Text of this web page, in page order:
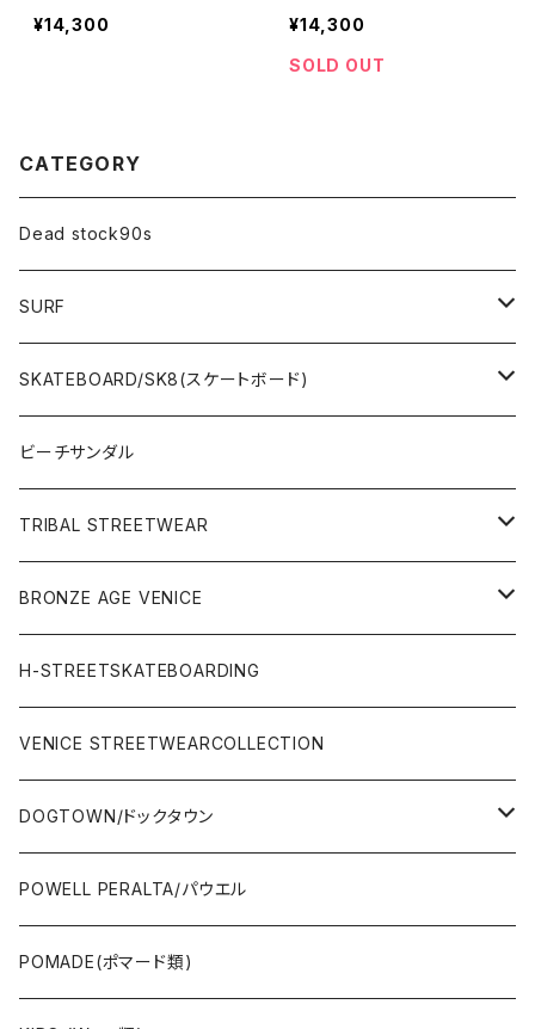
r Maroon パウエルペラル
タ スケートデッキ リッパ
¥14,300
OTEM スティーブサイズト
ーテム スティーブ・サイズ
トーテムスケートボード
¥14,300
SOLD OUT
CATEGORY
Dead stock90s
SURF
WetSuits(ウェットスーツ )
Surf Board(サーフボード )
OTHERS(サーフ小物)
WEAR(サーフブランド衣類)
Rhythm(サーフアパレル)
Ripcurl(サーフブランド)
SKATEBOARD/SK8(スケートボード)
CLOTHING(アパレル)
DECK(デッキ)
COMPLETE（完成品）
STREET
SURFSKATE
TRUCK(トラック)
WHEEL(ウィール)
OTHERS(スケボー小物/ステッカー類)
JAYADAMS/ジェイアダムス
ビーチサンダル
TRIBAL STREETWEAR
小物類
SALE
BRONZE AGE VENICE
made in JAPAN
made in USA
H-STREETSKATEBOARDING
VENICE STREETWEARCOLLECTION
DOGTOWN/ドックタウン
WEAR(衣類)
Deck(スケートデッキ)
POWELL PERALTA/パウエル
POMADE(ポマード類)